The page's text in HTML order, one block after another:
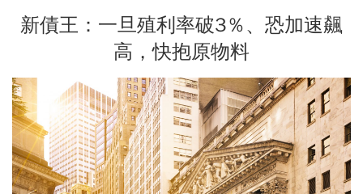
新債王：一旦殖利率破3％、恐加速飆
高，快抱原物料